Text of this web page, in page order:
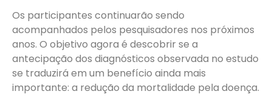
Os participantes continuarão sendo
acompanhados pelos pesquisadores nos próximos
anos. O objetivo agora é descobrir se a
antecipação dos diagnósticos observada no estudo
se traduzirá em um benefício ainda mais
importante: a redução da mortalidade pela doença.